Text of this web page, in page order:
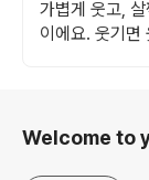
링타임
가볍게 웃고,
이에요. 웃기면
Welcome to